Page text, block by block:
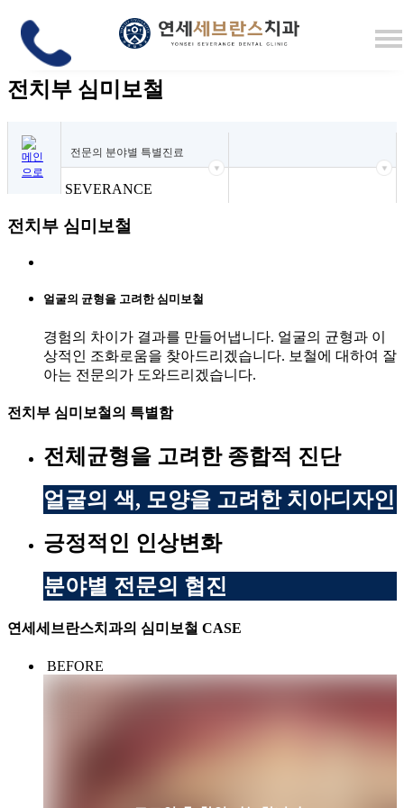
YONSEI SEVERANCE
전치부 심미보철
전문의 분야별 특별진료
YONSEI SEVERANCE
전치부 심미보철
얼굴의 균형을 고려한 심미보철
경험의 차이가 결과를 만들어냅니다. 얼굴의 균형과 이
상적인 조화로움을 찾아드리겠습니다. 보철에 대하여 잘
아는 전문의가 도와드리겠습니다.
전치부 심미보철의 특별함
전체균형을 고려한 종합적 진단
얼굴의 색, 모양을 고려한 치아디자인
긍정적인 인상변화
분야별 전문의 협진
연세세브란스치과의 심미보철 CASE
BEFORE